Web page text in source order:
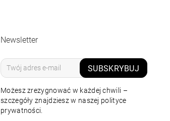
Newsletter
SUBSKRYBUJ
Możesz zrezygnować w każdej chwili –
szczegóły znajdziesz w naszej polityce
prywatności.